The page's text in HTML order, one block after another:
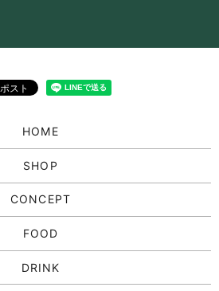
HOME
SHOP
CONCEPT
FOOD
DRINK